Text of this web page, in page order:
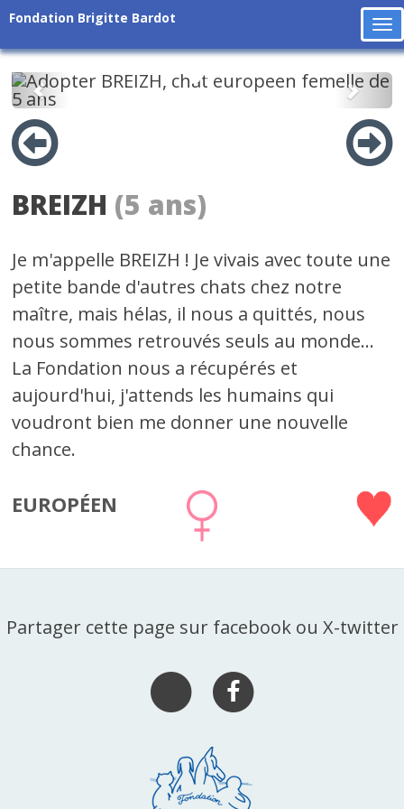
Fondation Brigitte Bardot
Précédent
BREIZH (5 ans)
Je m'appelle BREIZH ! Je vivais avec toute une
petite bande d'autres chats chez notre
maître, mais hélas, il nous a quittés, nous
nous sommes retrouvés seuls au monde...
La Fondation nous a récupérés et
aujourd'hui, j'attends les humains qui
voudront bien me donner une nouvelle
chance.
EUROPÉEN
Partager cette page sur facebook ou X-twitter